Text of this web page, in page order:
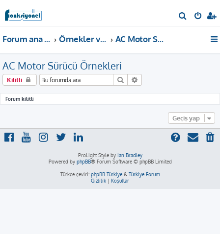
r
Forum ana sayfa Örnekler ve Dokümanlar AC Motor Sürücü Örnekleri
AC Motor Sürücü Örnekleri
Kilitli Ara
Forum kilitli
Geçiş yap
ProLight Style by Ian Bradley
Powered by phpBB® Forum Software © phpBB Limited
Türkçe çeviri: phpBB Türkiye& Türkiye Forum
Gizlilik | Koşullar